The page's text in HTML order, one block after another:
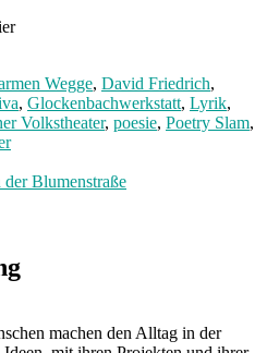
Wegge, David Friedrich,
, Glockenbachwerkstatt, Lyrik,
Volkstheater, poesie, Poetry Slam,
Blumenstraße
machen den Alltag in der